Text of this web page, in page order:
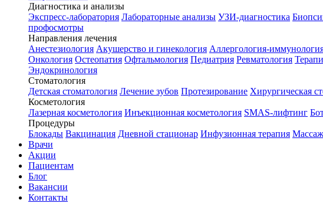
Диагностика и анализы
Экспресс-лаборатория Лабораторные анализы УЗИ-диагностика
профосмотры
Направления лечения
Анестезиология Акушерство и гинекология Аллергология-
Онкология Остеопатия Офтальмология Педиатрия Ревматология
Эндокринология
Стоматология
Детская стоматология Лечение зубов Протезирование Хирургическая
Косметология
Лазерная косметология Инъекционная косметология SMAS-лифтинг
Процедуры
Блокады Вакцинация Дневной стационар Инфузионная терапия Массаж
Врачи
Акции
Пациентам
Блог
Вакансии
Контакты